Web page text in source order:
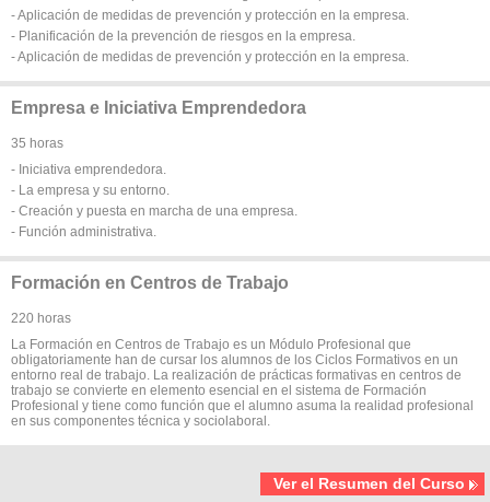
- Aplicación de medidas de prevención y protección en la empresa.
- Planificación de la prevención de riesgos en la empresa.
- Aplicación de medidas de prevención y protección en la empresa.
Empresa e Iniciativa Emprendedora
35 horas
- Iniciativa emprendedora.
- La empresa y su entorno.
- Creación y puesta en marcha de una empresa.
- Función administrativa.
Formación en Centros de Trabajo
220 horas
La Formación en Centros de Trabajo es un Módulo Profesional que
obligatoriamente han de cursar los alumnos de los Ciclos Formativos en un
entorno real de trabajo. La realización de prácticas formativas en centros de
trabajo se convierte en elemento esencial en el sistema de Formación
Profesional y tiene como función que el alumno asuma la realidad profesional
en sus componentes técnica y sociolaboral.
Ver el Resumen del Curso